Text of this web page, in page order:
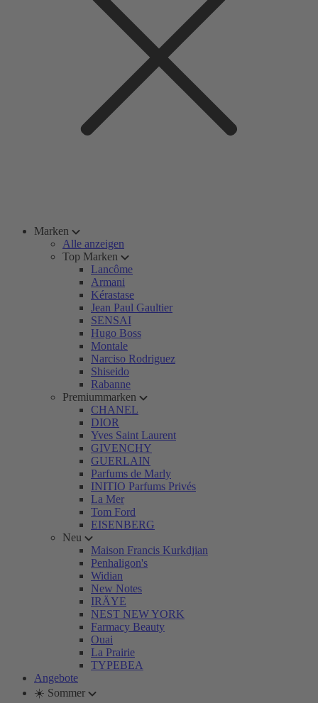
Marken
Alle anzeigen
Top Marken
Lancôme
Armani
Kérastase
Jean Paul Gaultier
SENSAI
Hugo Boss
Montale
Narciso Rodriguez
Shiseido
Rabanne
Premiummarken
CHANEL
DIOR
Yves Saint Laurent
GIVENCHY
GUERLAIN
Parfums de Marly
INITIO Parfums Privés
La Mer
Tom Ford
EISENBERG
Neu
Maison Francis Kurkdjian
Penhaligon's
Widian
New Notes
IRÄYE
NEST NEW YORK
Farmacy Beauty
Ouai
La Prairie
TYPEBEA
Angebote
☀️ Sommer